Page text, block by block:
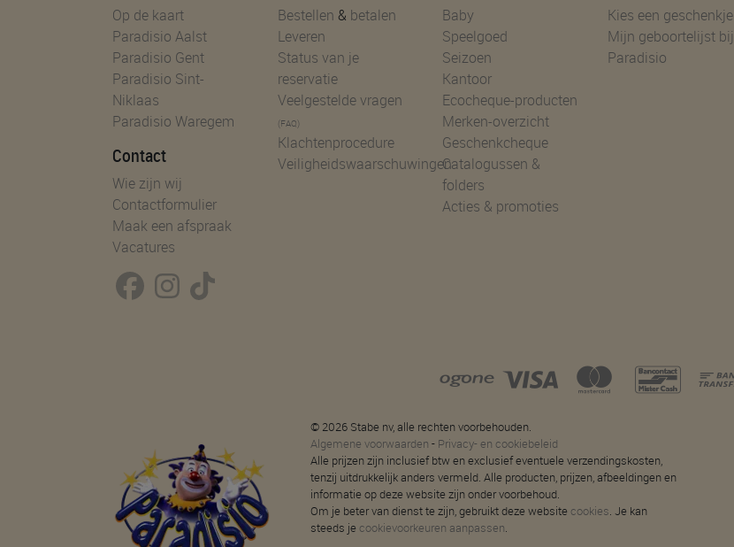
Op de kaart
Paradisio Aalst
Paradisio Gent
Paradisio Sint-
Niklaas
Paradisio Waregem
Contact
Wie zijn wij
Contactformulier
Maak een afspraak
Vacatures
Bestellen & betalen
Leveren
Status van je
reservatie
Veelgestelde vragen
(FAQ)
Klachtenprocedure
Veiligheidswaarschuwingen
Baby
Speelgoed
Seizoen
Kantoor
Ecocheque-producten
Merken-overzicht
Geschenkcheque
Catalogussen &
folders
Acties & promoties
Kies een geschenkje
Mijn geboortelijst bij
Paradisio
© 2026 Stabe nv, alle rechten voorbehouden.
Algemene voorwaarden - Privacy- en cookiebeleid
Alle prijzen zijn inclusief btw en exclusief eventuele verzendingskosten,
tenzij uitdrukkelijk anders vermeld. Alle producten, prijzen, afbeeldingen en
informatie op deze website zijn onder voorbehoud.
Om je beter van dienst te zijn, gebruikt deze website cookies. Je kan
steeds je cookievoorkeuren aanpassen.